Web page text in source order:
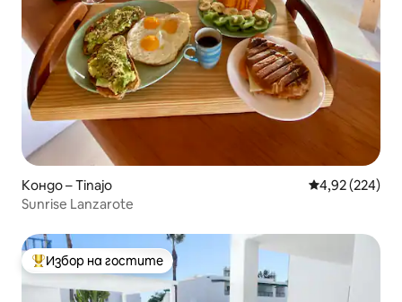
Кондо – Tinajo Средна
4,92 (224)
Sunrise Lanzarote
Най-популярен избор на гостите
Избор на гостите